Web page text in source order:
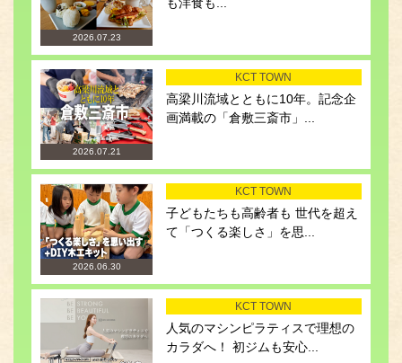
2026.07.23
も洋食も...
2026.07.21
KCT TOWN
高梁川流域とともに10年。記念企
画満載の「倉敷三斎市」...
2026.06.30
KCT TOWN
子どもたちも高齢者も 世代を超え
て「つくる楽しさ」を思...
KCT TOWN
人気のマシンピラティスで理想の
カラダへ！ 初ジムも安心...